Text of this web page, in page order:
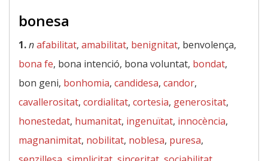
bonesa
1.nafabilitat, amabilitat, benignitat, benvolença,
bona fe, bona intenció, bona voluntat, bondat,
bon geni, bonhomia, candidesa, candor,
cavallerositat, cordialitat, cortesia, generositat,
honestedat, humanitat, ingenuïtat, innocència,
magnanimitat, nobilitat, noblesa, puresa,